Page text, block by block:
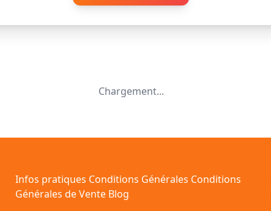
Chargement...
Infos pratiques Conditions Générales Conditions
Générales de Vente Blog